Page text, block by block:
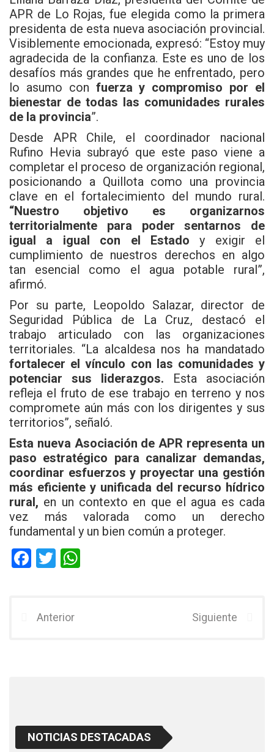
APR de Lo Rojas, fue elegida como la primera
presidenta de esta nueva asociación provincial.
Visiblemente emocionada, expresó: “Estoy muy
agradecida de la confianza. Este es uno de los
desafíos más grandes que he enfrentado, pero
lo asumo con fuerza y compromiso por el
bienestar de todas las comunidades rurales
de la provincia”.
Desde APR Chile, el coordinador nacional
Rufino Hevia subrayó que este paso viene a
completar el proceso de organización regional,
posicionando a Quillota como una provincia
clave en el fortalecimiento del mundo rural.
“Nuestro objetivo es organizarnos
territorialmente para poder sentarnos de
igual a igual con el Estado y exigir el
cumplimiento de nuestros derechos en algo
tan esencial como el agua potable rural”,
afirmó.
Por su parte, Leopoldo Salazar, director de
Seguridad Pública de La Cruz, destacó el
trabajo articulado con las organizaciones
territoriales. “La alcaldesa nos ha mandatado
fortalecer el vínculo con las comunidades y
potenciar sus liderazgos. Esta asociación
refleja el fruto de ese trabajo en terreno y nos
compromete aún más con los dirigentes y sus
territorios”, señaló.
Esta nueva Asociación de APR representa un
paso estratégico para canalizar demandas,
coordinar esfuerzos y proyectar una gestión
más eficiente y unificada del recurso hídrico
rural, en un contexto en que el agua es cada
vez más valorada como un derecho
fundamental y un bien común a proteger.
F
b
T
er
Anterior Siguiente
NOTICIAS DESTACADAS